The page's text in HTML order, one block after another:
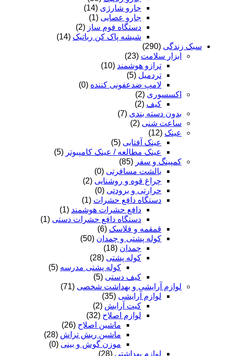
جارو شارژی (14)
جارو عصایی (1)
دستگاه فوم ساز (2)
شیشه پاک کن رباتیک (14)
سبک زندگی (290)
ابزار سلامت (23)
ترازو هوشمند (10)
تردمیل (5)
لامپ ضدعفونی کننده (0)
اکسسوری (2)
کیف (2)
بدون دسته بندی (7)
ساعت شنی (2)
عینک (12)
عینک آفتابی (5)
عینک مطالعه / عینک کامپیوتر (5)
کمپینگ و سفر (85)
بالشت مسافرتی (0)
چراغ قوه و روشنایی (2)
حرارتی و برودتی (0)
دستگاه دافع حشرات (1)
دافع حشرات هوشمند (1)
دستگاه دافع حشرات دستی (1)
قمقمه و فلاسک (6)
کوله پشتی و چمدان (50)
چمدان (18)
کوله پشتی (28)
کوله پشتی مدرسه (5)
کیف دستی (5)
لوازم آرایشی و بهداشت شخصی (71)
لوازم آرایشی (35)
کیت آرایش (2)
لوازم اصلاح (32)
ماشین اصلاح (26)
ماشین ریش تراش (28)
موزن گوش و بینی (0)
لوازم بهداشتی (28)